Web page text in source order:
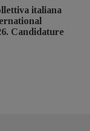
italiana
Candidature